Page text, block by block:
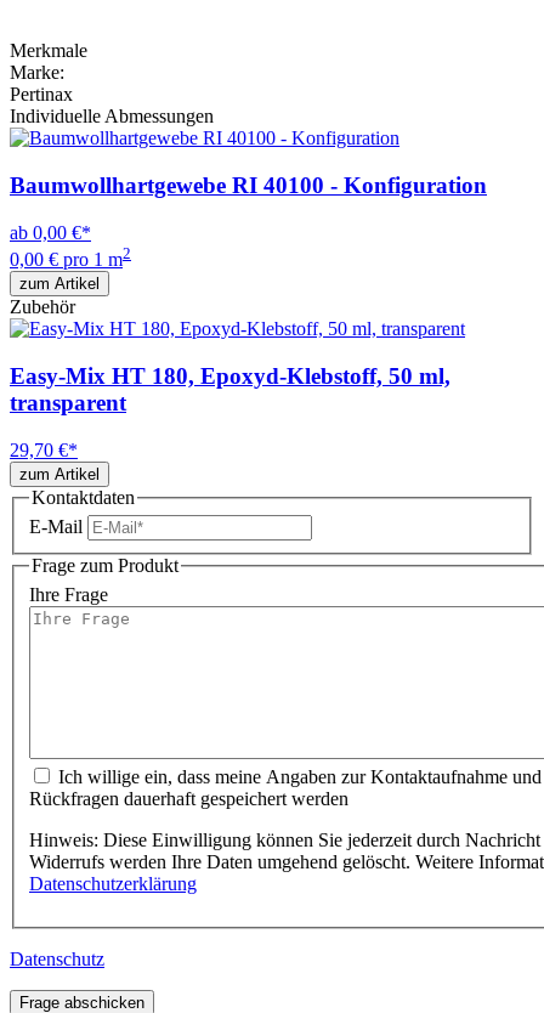
Merkmale
Marke:
Pertinax
Individuelle Abmessungen
Baumwollhartgewebe RI 40100 - Konfiguration
ab 0,00 €*
0,00 € pro 1 m2
zum Artikel
Zubehör
Easy-Mix HT 180, Epoxyd-Klebstoff, 50 ml,
transparent
29,70 €*
zum Artikel
Kontaktdaten
E-Mail
Frage zum Produkt
Ihre Frage
Ich willige ein, dass meine Angaben zur Kontaktaufnahme
Rückfragen dauerhaft gespeichert werden
Hinweis: Diese Einwilligung können Sie jederzeit durch
Widerrufs werden Ihre Daten umgehend gelöscht. Weitere
Datenschutzerklärung
Datenschutz
Frage abschicken